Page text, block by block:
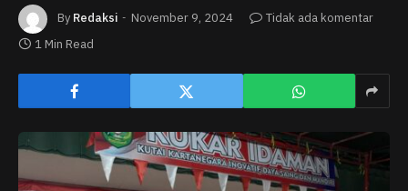
By Redaksi November 9, 2024
Tidak ada komentar
1 Min Read